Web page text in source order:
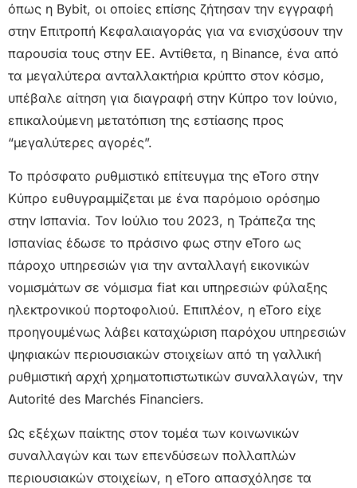
όπως η Bybit, οι οποίες επίσης ζήτησαν την εγγραφή
στην Επιτροπή Κεφαλαιαγοράς για να ενισχύσουν την
παρουσία τους στην ΕΕ. Αντίθετα, η Binance, ένα από
τα μεγαλύτερα ανταλλακτήρια κρύπτο στον κόσμο,
υπέβαλε αίτηση για διαγραφή στην Κύπρο τον Ιούνιο,
επικαλούμενη μετατόπιση της εστίασης προς
“μεγαλύτερες αγορές”.
Το πρόσφατο ρυθμιστικό επίτευγμα της eToro στην
Κύπρο ευθυγραμμίζεται με ένα παρόμοιο ορόσημο
στην Ισπανία. Τον Ιούλιο του 2023, η Τράπεζα της
Ισπανίας έδωσε το πράσινο φως στην eToro ως
πάροχο υπηρεσιών για την ανταλλαγή εικονικών
νομισμάτων σε νόμισμα fiat και υπηρεσιών φύλαξης
ηλεκτρονικού πορτοφολιού. Επιπλέον, η eToro είχε
προηγουμένως λάβει καταχώριση παρόχου υπηρεσιών
ψηφιακών περιουσιακών στοιχείων από τη γαλλική
ρυθμιστική αρχή χρηματοπιστωτικών συναλλαγών, την
Autorité des Marchés Financiers.
Ως εξέχων παίκτης στον τομέα των κοινωνικών
συναλλαγών και των επενδύσεων πολλαπλών
περιουσιακών στοιχείων, η eToro απασχόλησε τα